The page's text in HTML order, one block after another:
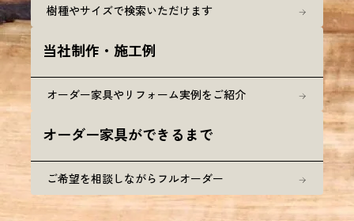
樹種やサイズで検索いただけます
当社制作・施工例
オーダー家具やリフォーム実例をご紹介
オーダー家具ができるまで
ご希望を相談しながらフルオーダー